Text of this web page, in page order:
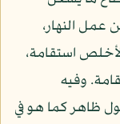
عمل النهار،
استقامة،
وفيه
ظاهر كما هو في